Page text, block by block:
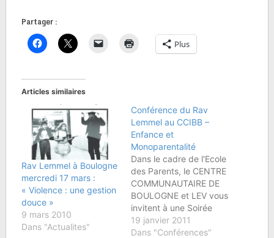
Partager :
Plus
Articles similaires
Rav Lemmel à Boulogne
mercredi 17 mars :
« Violence : une gestion
douce »
9 mars 2010
Dans "Actualites"
Conférence du Rav
Lemmel au CCIBB –
Enfance et
Monoparentalité
Dans le cadre de l'Ecole
des Parents, le CENTRE
COMMUNAUTAIRE DE
BOULOGNE et LEV vous
invitent à une Soirée
Conférence-Débat du
Rav Elie LEMMEL :
19 janvier 2011
Dans "Conférences"